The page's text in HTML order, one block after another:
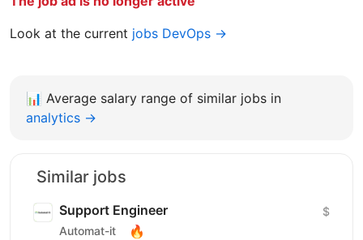
Look at the current jobs DevOps →
📊 Average salary range of similar jobs in
analytics →
Similar jobs
Support Engineer
Automat-it 🔥
$